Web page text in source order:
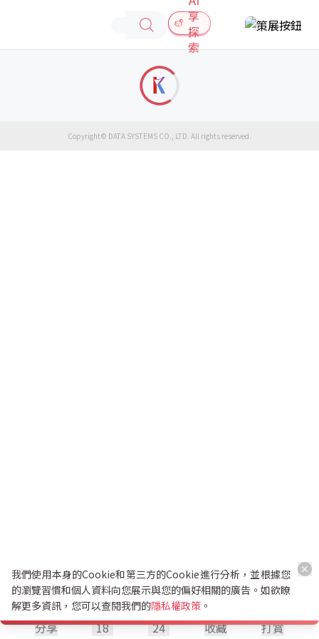
享
探
索
分享 18 24 收藏 打賞
Copyright© DATA SYSTEMS CO., LTD. All rights reserved.
我們使用本身的Cookie和第三方的Cookie進行分析，並根據您
的瀏覽習慣和個人資料向您展示與您的偏好相關的廣告。如欲瞭
解更多資訊，您可以查閱我們的隱私權政策 。